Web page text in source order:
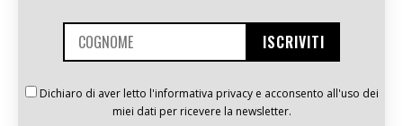
Dichiaro di aver letto l'informativa privacy e acconsento all'uso dei
miei dati per ricevere la newsletter.